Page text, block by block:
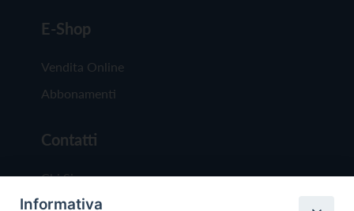
E-Shop
Vendita Online
Abbonamenti
Contatti
Chi Siamo
Redazione
Informativa